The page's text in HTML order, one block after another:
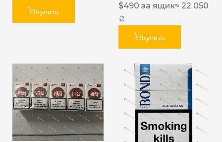
Купить
$490 за ящик≈ 22 050
₴
Купить